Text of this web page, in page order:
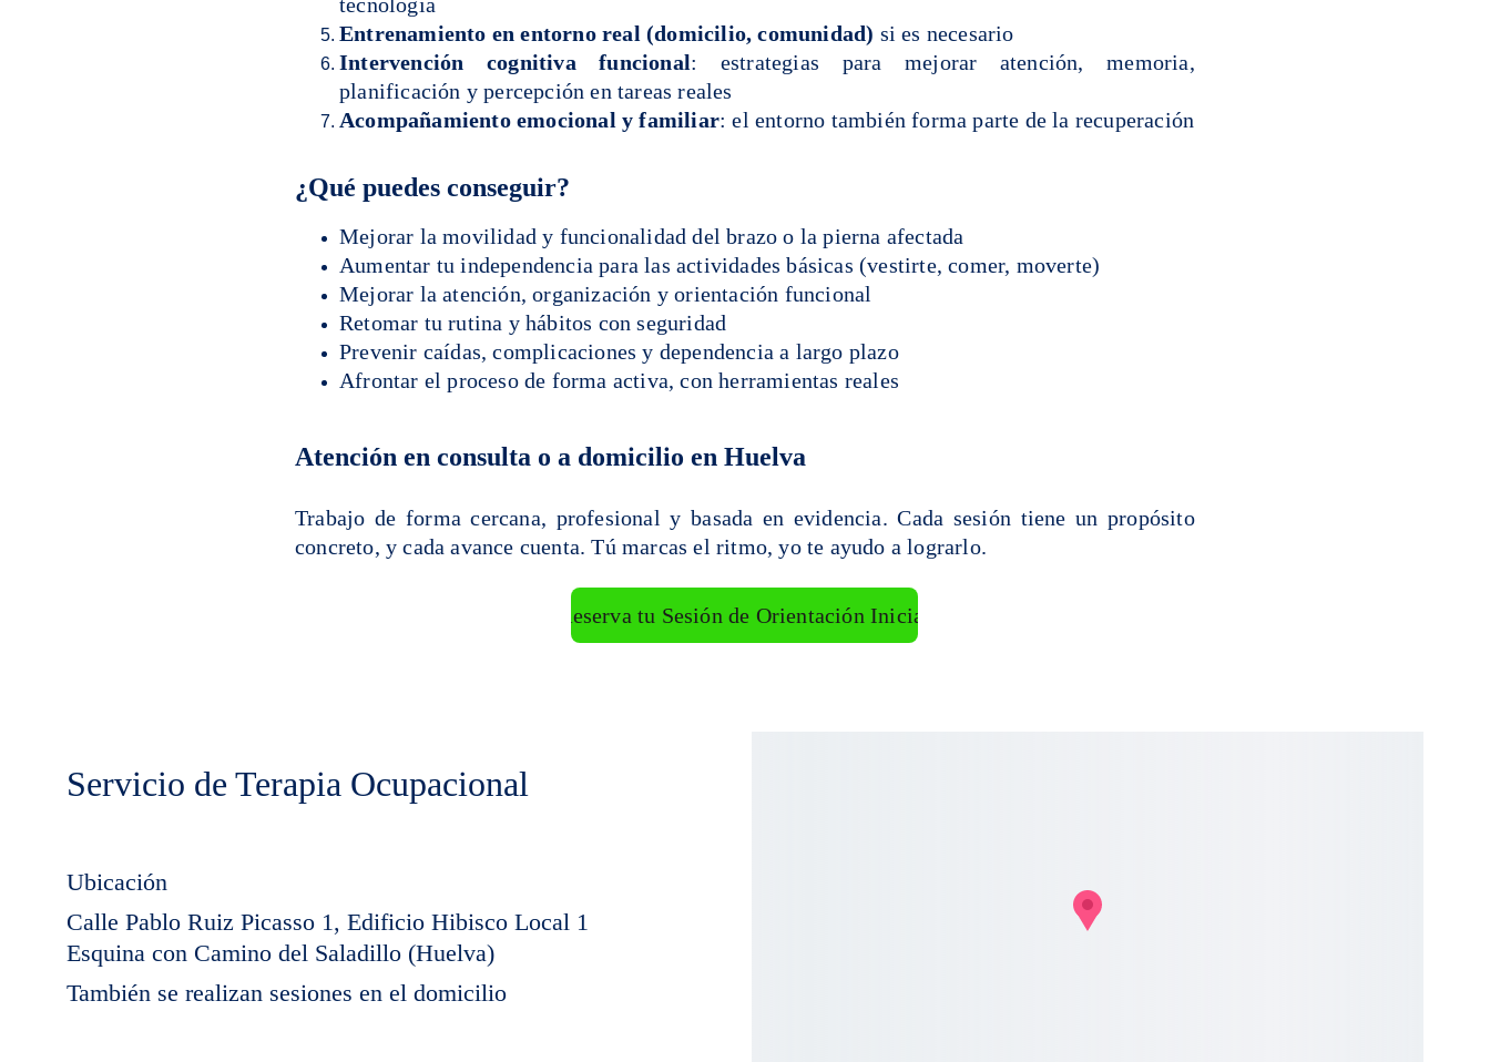
Entrenamiento en entorno real (domicilio, comunidad) si es necesario
Intervención cognitiva funcional: estrategias para mejorar atención, memoria,
planificación y percepción en tareas reales
Acompañamiento emocional y familiar: el entorno también forma parte de la recuperación
¿Qué puedes conseguir?
Mejorar la movilidad y funcionalidad del brazo o la pierna afectada
Aumentar tu independencia para las actividades básicas (vestirte, comer, moverte)
Mejorar la atención, organización y orientación funcional
Retomar tu rutina y hábitos con seguridad
Prevenir caídas, complicaciones y dependencia a largo plazo
Afrontar el proceso de forma activa, con herramientas reales
Trabajo de forma cercana, profesional y basada en evidencia. Cada sesión tiene un propósito
concreto, y cada avance cuenta. Tú marcas el ritmo, yo te ayudo a lograrlo.
Atención en consulta o a domicilio en Huelva
Reserva tu Sesión de Orientación Inicial
Servicio de Terapia Ocupacional
Ubicación
Calle Pablo Ruiz Picasso 1, Edificio Hibisco Local 1
Esquina con Camino del Saladillo (Huelva)
También se realizan sesiones en el domicilio